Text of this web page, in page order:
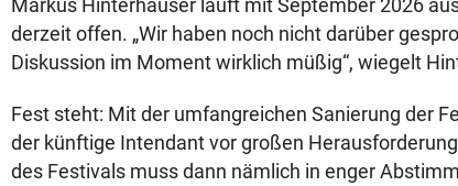
Markus Hinterhäuser läuft mit September 2026
derzeit offen. „Wir haben noch nicht darüber
Diskussion im Moment wirklich müßig“, wiegelt
Fest steht: Mit der umfangreichen Sanierung der
der künftige Intendant vor großen
des Festivals muss dann nämlich in enger